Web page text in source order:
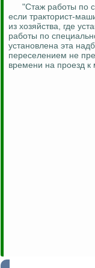
"Стаж работы по
если тракторист-
из хозяйства, где
работы по
установлена эта
переселением не
времени на проезд к